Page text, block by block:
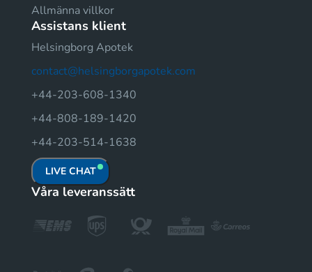
Allmänna villkor
Assistans klient
Helsingborg Apotek
contact@helsingborgapotek.com
+44-203-608-1340
+44-808-189-1420
+44-203-514-1638
LIVE CHAT
Våra leveranssätt